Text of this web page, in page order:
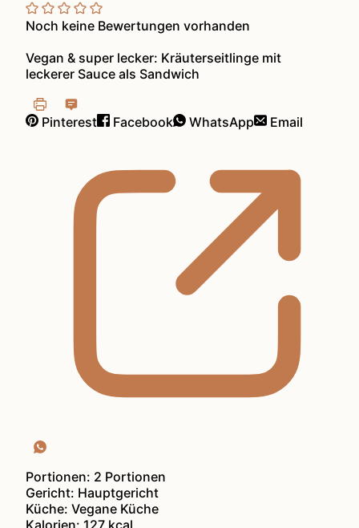
Noch keine Bewertungen vorhanden
Vegan & super lecker: Kräuterseitlinge mit
leckerer Sauce als Sandwich
Pinterest Facebook WhatsApp Email
Portionen: 2 Portionen
Gericht: Hauptgericht
Küche:Vegane Küche
Kalorien: 127 kcal